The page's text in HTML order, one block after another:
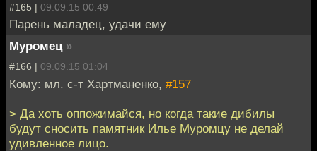
#165 | 09.09.15 00:49
Парень маладец, удачи ему
Муромец »
#166 | 09.09.15 01:04
Кому: мл. с-т Хартманенко, #157
> Да хоть оппожимайся, но когда такие дибилы
будут сносить памятник Илье Муромцу не делай
удивленное лицо.